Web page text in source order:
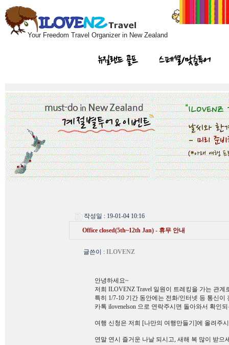
Your Freedom Travel Organizer in New Zealand
뉴질랜드 골프 스페셜/맞춤투어
작성일 : 19-01-04 10:16
Office closed(5th~12th Jan) - 휴무 안내
글쓴이 : ILOVENZ
안녕하세요~
저희 ILOVENZ Travel 일원이 트레킹을 가는 관
특히 1/7-10 기간 동안에는 전화/인터넷 등 통신
카톡 ilovenelson 으로 연락주시면 돌아와서 확인
여행 신청은 저희 [나만의 여행만들기]에 올려주
연말 연시 즐거운 나날 되시고, 새해 복 많이 받으